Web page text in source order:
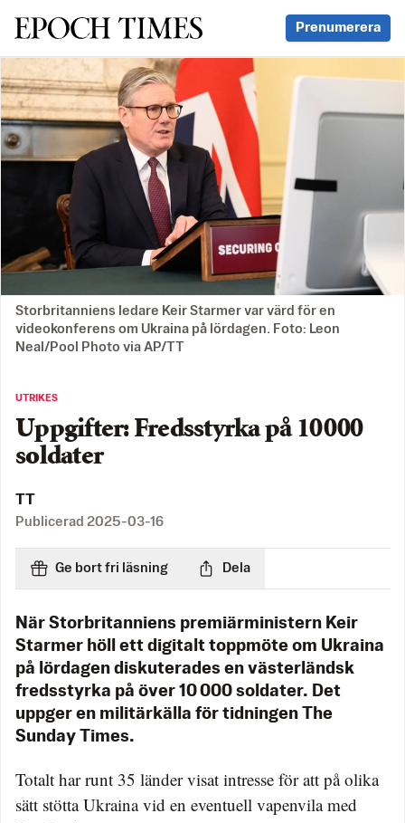
Svenska Epoch Times Prenumerera
Storbritanniens ledare Keir Starmer var värd för en
videokonferens om Ukraina på lördagen. Foto: Leon
Neal/Pool Photo via AP/TT
UTRIKES
Uppgifter: Fredsstyrka på 10 000
soldater
TT
Publicerad 2025-03-16
Ge bort fri läsning Dela
När Storbritanniens premiärministern Keir
Starmer höll ett digitalt toppmöte om Ukraina
på lördagen diskuterades en västerländsk
fredsstyrka på över 10 000 soldater. Det
uppger en militärkälla för tidningen The
Sunday Times.
Totalt har runt 35 länder visat intresse för att på olika
sätt stötta Ukraina vid en eventuell vapenvila med